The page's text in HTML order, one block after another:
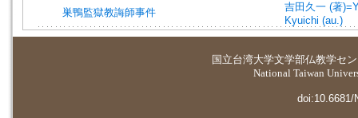
巣鴨監獄教誨師事件
吉田久一 (著
Kyuichi (au.)
国立台湾大学文学部仏教学セ
National Taiwan
doi:10.6681/